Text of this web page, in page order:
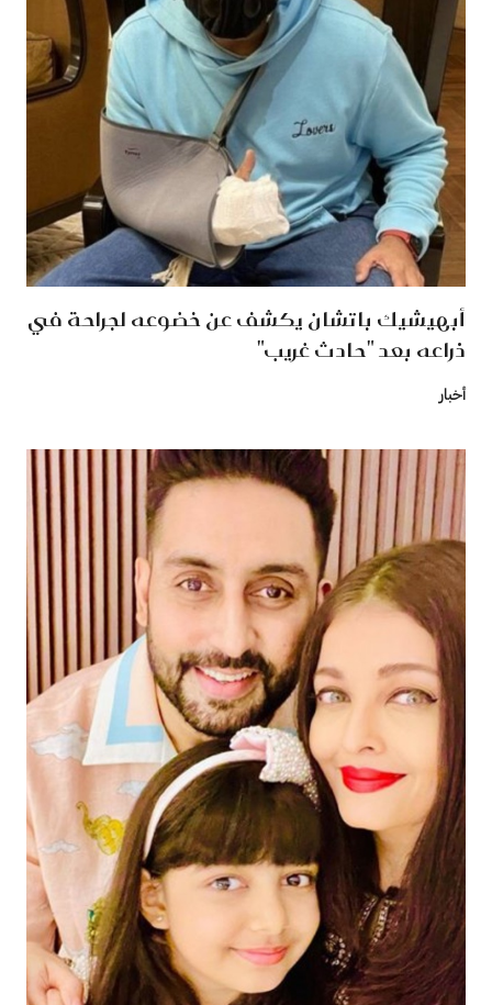
أبهيشيك باتشان يكشف عن خضوعه لجراحة في
ذراعه بعد "حادث غريب"
أخبار